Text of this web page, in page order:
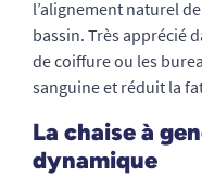
l’alignement naturel
bassin. Très apprécié
de coiffure ou les
sanguine et réduit la
La chaise à
dynamique